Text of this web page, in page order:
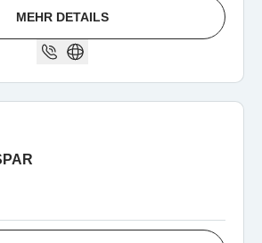
MEHR DETAILS